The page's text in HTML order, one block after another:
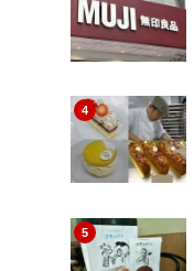
4
5